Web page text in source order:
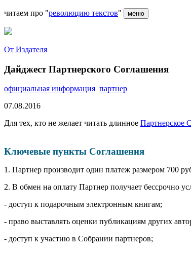
читаем про "революцию текстов" меню
От Издателя
Дайджест Партнерского Соглашения
официальная информация партнер
07.08.2016
Для тех, кто не желает читать длинное Партнерское
Ключевые пункты Соглашения
1. Партнер производит один платеж размером 700
2. В обмен на оплату Партнер получает бессрочно
- доступ к подарочным электронным книгам;
- право выставлять оценки публикациям других
- доступ к участию в Собрании партнеров;